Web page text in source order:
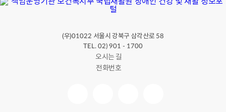
(우)01022 서울시 강북구 삼각산로 58
TEL. 02) 901 - 1700
오시는 길
전화번호